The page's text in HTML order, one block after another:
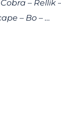
Cobra – Rellik
– Bo – …